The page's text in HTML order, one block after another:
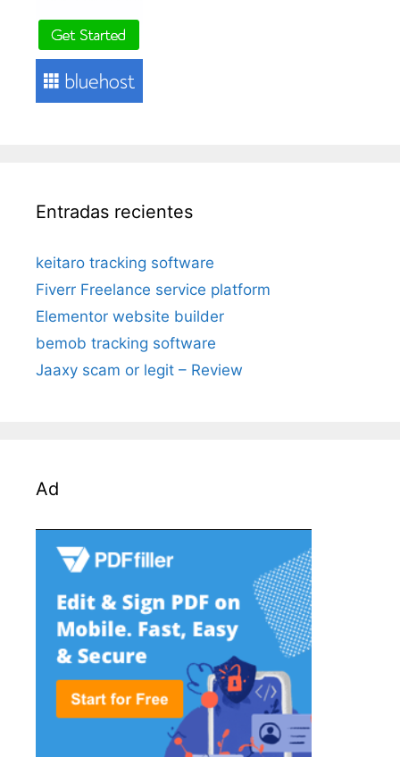
Entradas recientes
keitaro tracking software
Fiverr Freelance service platform
Elementor website builder
bemob tracking software
Jaaxy scam or legit – Review
Ad